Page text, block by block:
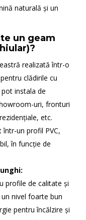
naturală și un
un geam
realizată într-o
clădirile cu
instala de
uri, fronturi
etc.
un profil PVC,
în funcție de
profile de calitate și
nivel foarte bun
pentru încălzire și